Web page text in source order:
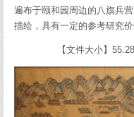
遍布于颐和园周边的八旗兵
描绘，具有一定的参考研究价
【文件大小】